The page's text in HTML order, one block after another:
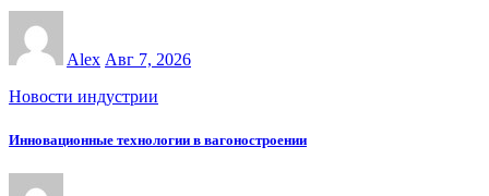
Alex Авг 7, 2026
Новости индустрии
Инновационные технологии в вагоностроении